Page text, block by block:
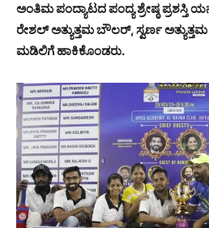
ಅಂತಿಮ ಪಂದ್ಯಾಟದ ಪಂದ್ಯ ಶ್ರೇಷ್ಠ ಪ್ರಶಸ್ತಿ
ರೇಶಲ್ ಅತ್ಯುತ್ತಮ ಬೌಲರ್, ಸ್ವರ್ಣ ಅತ್ಯುತ್ತಮ
ಮಡಿಲಿಗೆ ಹಾಕಿಕೊಂಡರು.